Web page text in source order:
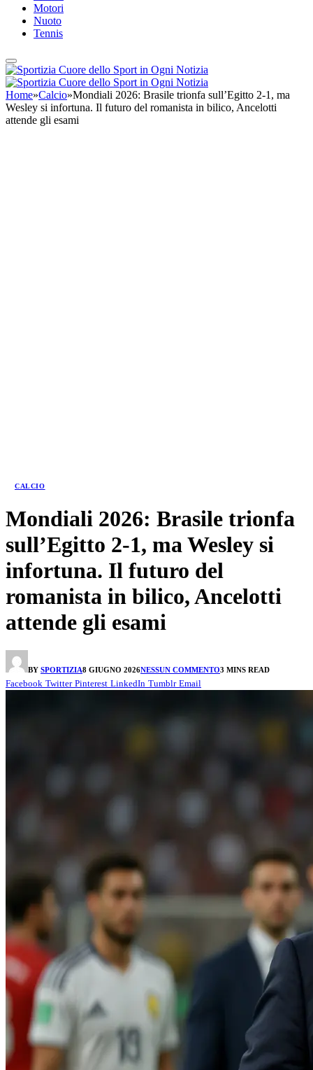
Motori
Nuoto
Tennis
Home»Calcio»Mondiali 2026: Brasile trionfa sull’Egitto 2-1, ma
Wesley si infortuna. Il futuro del romanista in bilico, Ancelotti
attende gli esami
CALCIO
Mondiali 2026: Brasile trionfa
sull’Egitto 2-1, ma Wesley si
infortuna. Il futuro del
romanista in bilico, Ancelotti
attende gli esami
BY SPORTIZIA8 GIUGNO 2026NESSUN COMMENTO3 MINS READ
Facebook Twitter Pinterest LinkedIn Tumblr Email